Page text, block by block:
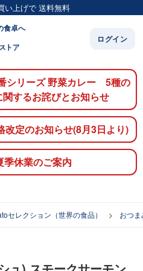
い上げで 送料無料
食卓へ
ログイン
シリーズ 野菜カレー 5種の
するお詫びとお知らせ
改定のお知らせ(8月3日より)
季休業のご案内
セレクション（世界の食品） おつ